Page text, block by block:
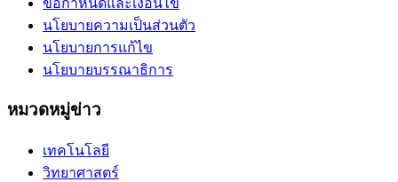
นโยบายความเป็นส่วนตัว
นโยบายการแก้ไข
นโยบายบรรณาธิการ
หมวดหมู่ข่าว
เทคโนโลยี
วิทยาศาสตร์